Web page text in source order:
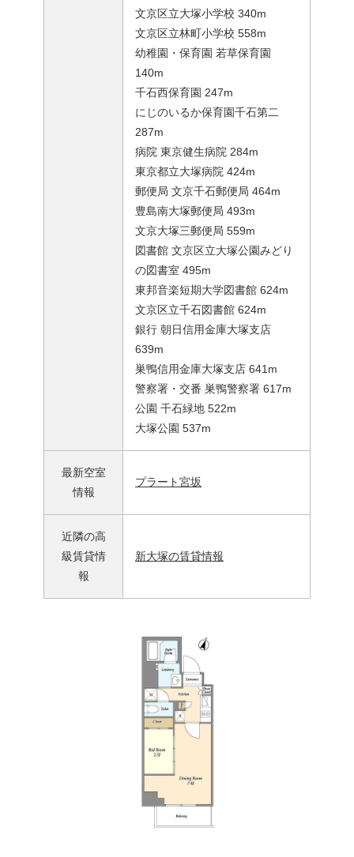
文京区立大塚小学校 340m
文京区立林町小学校 558m
幼稚園・保育園 若草保育園
140m
千石西保育園 247m
にじのいるか保育園千石第二
287m
病院 東京健生病院 284m
東京都立大塚病院 424m
郵便局 文京千石郵便局 464m
豊島南大塚郵便局 493m
文京大塚三郵便局 559m
図書館 文京区立大塚公園みどり
の図書室 495m
東邦音楽短期大学図書館 624m
文京区立千石図書館 624m
銀行 朝日信用金庫大塚支店
639m
巣鴨信用金庫大塚支店 641m
警察署・交番 巣鴨警察署 617m
公園 千石緑地 522m
大塚公園 537m
最新空室
情報
プラート宮坂
近隣の高
級賃貸情
報
新大塚の賃貸情報